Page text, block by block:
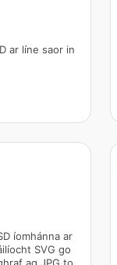
ar líne saor in
íomhánna ar
SVG go